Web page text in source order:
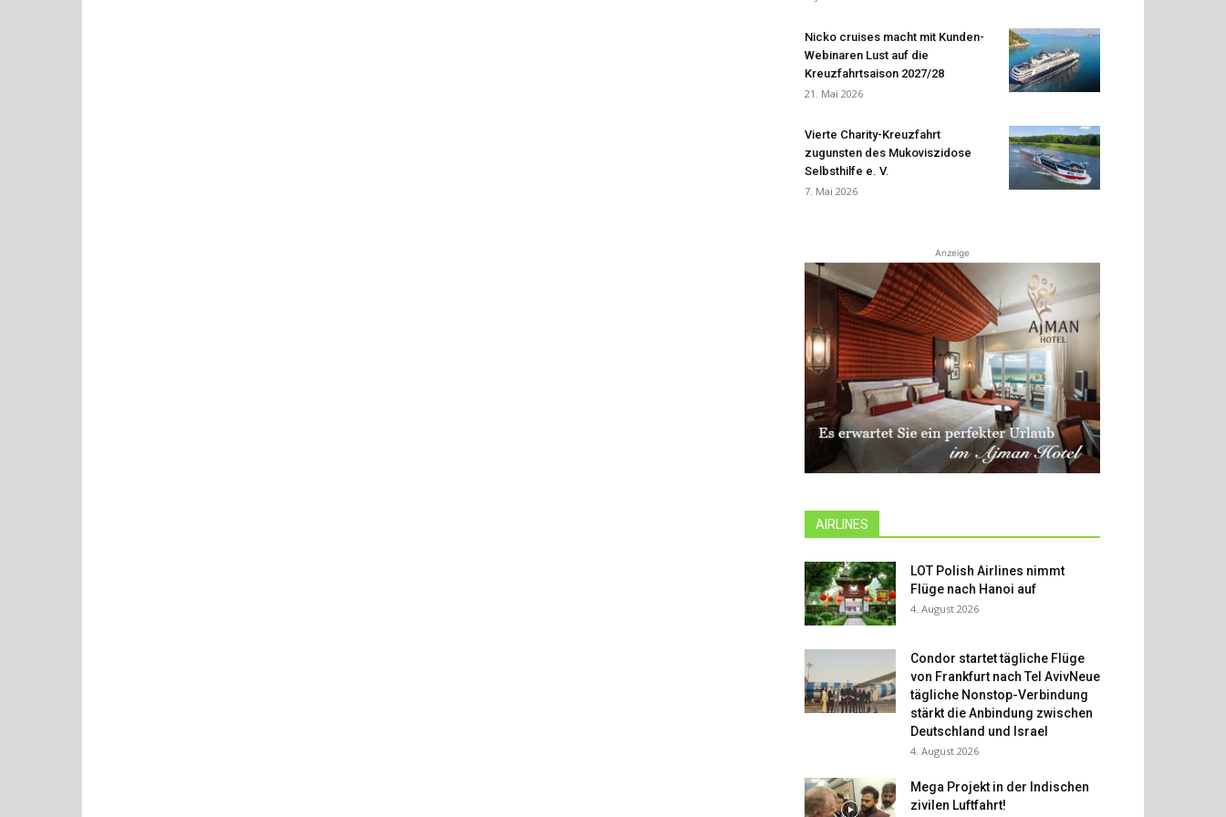
Nicko cruises macht mit Kunden-
Webinaren Lust auf die
Kreuzfahrtsaison 2027/28
21. Mai 2026
Vierte Charity-Kreuzfahrt
zugunsten des Mukoviszidose
Selbsthilfe e. V.
7. Mai 2026
Anzeige
AIRLINES
LOT Polish Airlines nimmt
Flüge nach Hanoi auf
4. August 2026
Condor startet tägliche Flüge
von Frankfurt nach Tel AvivNeue
tägliche Nonstop-Verbindung
stärkt die Anbindung zwischen
Deutschland und Israel
4. August 2026
Mega Projekt in der Indischen
zivilen Luftfahrt!